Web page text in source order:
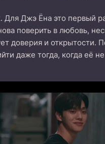
Джэ Ёна это первый
поверить в любовь,
доверия и открытости.
даже тогда, когда её